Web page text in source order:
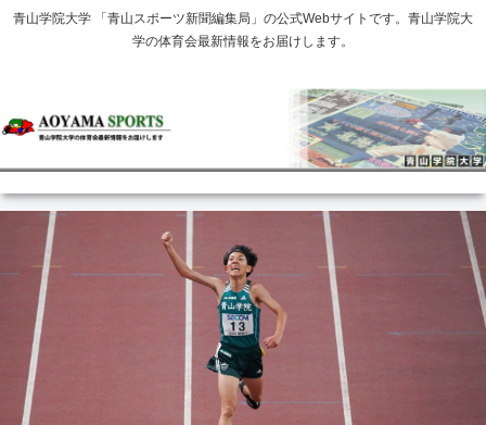
青山学院大学 「青山スポーツ新聞編集局」の公式Webサイトです。青山学院大
学の体育会最新情報をお届けします。